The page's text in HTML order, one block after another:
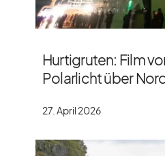
Hurtigruten: Film
Polarlicht über
27. April 2026